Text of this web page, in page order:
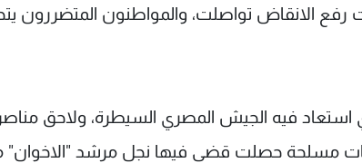
الانقاض تواصلت، والمواطنون المتضررون
استعاد فيه الجيش المصري السيطرة، ولاحق
مسلحة حصلت قضى فيها نجل مرشد "الاخوان"